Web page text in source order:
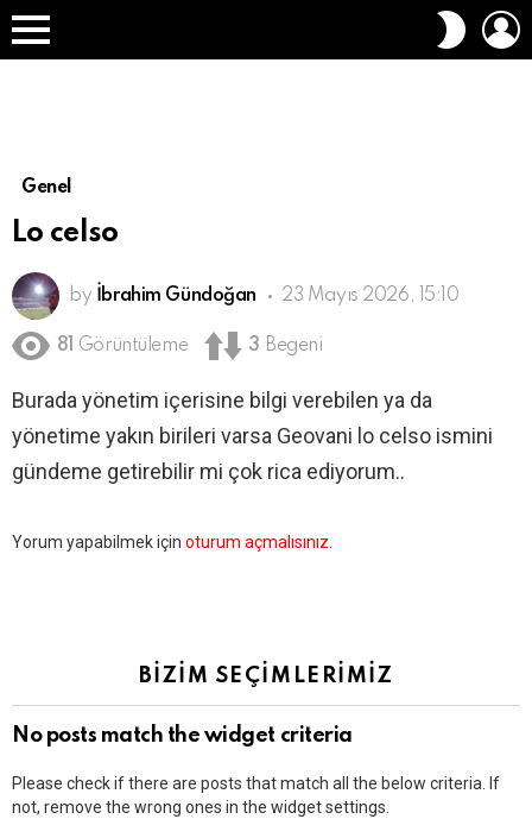
Menü
DIŞ
Genel
Lo celso
by İbrahim Gündoğan 23 Mayıs 2026, 15:10
81 Görüntüleme 3 Begeni
Burada yönetim içerisine bilgi verebilen ya da
yönetime yakın birileri varsa Geovani lo celso ismini
gündeme getirebilir mi çok rica ediyorum..
Bir
Yorum yapabilmek için oturum açmalısınız.
BİZİM SEÇİMLERİMİZ
No posts match the widget criteria
Please check if there are posts that match all the below criteria. If
not, remove the wrong ones in the widget settings.